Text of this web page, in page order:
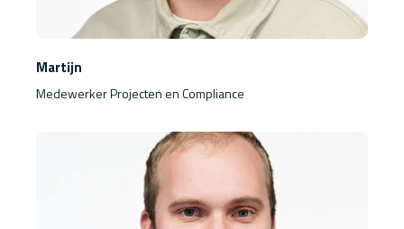
Martijn
Medewerker Projecten en Compliance